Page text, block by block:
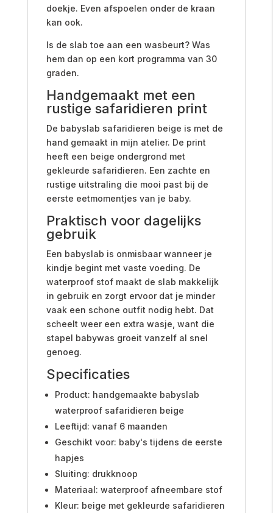
doekje. Even afspoelen onder de kraan
kan ook.
Is de slab toe aan een wasbeurt? Was
hem dan op een kort programma van 30
graden.
Handgemaakt met een
rustige safaridieren print
De babyslab safaridieren beige is met de
hand gemaakt in mijn atelier. De print
heeft een beige ondergrond met
gekleurde safaridieren. Een zachte en
rustige uitstraling die mooi past bij de
eerste eetmomentjes van je baby.
Praktisch voor dagelijks
gebruik
Een babyslab is onmisbaar wanneer je
kindje begint met vaste voeding. De
waterproof stof maakt de slab makkelijk
in gebruik en zorgt ervoor dat je minder
vaak een schone outfit nodig hebt. Dat
scheelt weer een extra wasje, want die
stapel babywas groeit vanzelf al snel
genoeg.
Specificaties
Product: handgemaakte babyslab
waterproof safaridieren beige
Leeftijd: vanaf 6 maanden
Geschikt voor: baby's tijdens de eerste
hapjes
Sluiting: drukknoop
Materiaal: waterproof afneembare stof
Kleur: beige met gekleurde safaridieren